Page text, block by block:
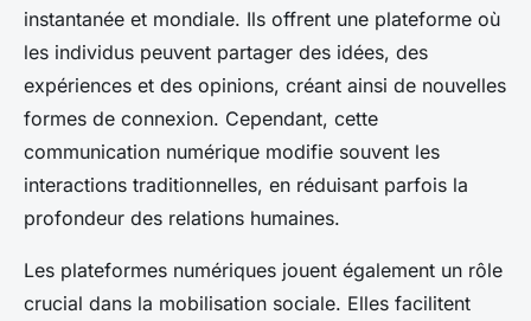
instantanée et mondiale. Ils offrent une plateforme où
les individus peuvent partager des idées, des
expériences et des opinions, créant ainsi de nouvelles
formes de connexion. Cependant, cette
communication numérique modifie souvent les
interactions traditionnelles, en réduisant parfois la
profondeur des relations humaines.
Les plateformes numériques jouent également un rôle
crucial dans la mobilisation sociale. Elles facilitent